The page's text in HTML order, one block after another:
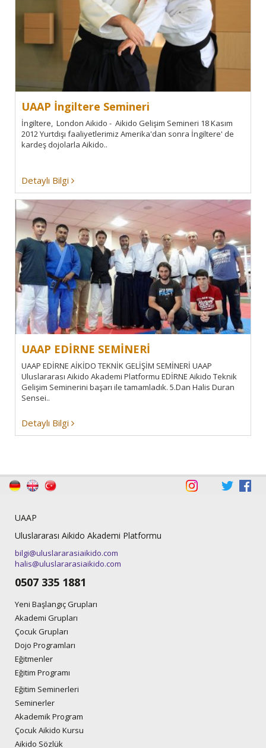
UAAP İngiltere Semineri
İngiltere, London Aikido - Aikido Gelişim Semineri 18 Kasım
2012 Yurtdışı faaliyetlerimiz Amerika'dan sonra İngiltere' de
kardeş dojolarla Aikido..
Detaylı Bilgi
UAAP EDİRNE SEMİNERİ
UAAP EDİRNE AİKİDO TEKNİK GELİŞİM SEMİNERİ UAAP
Uluslararası Aikido Akademi Platformu EDİRNE Aikido Teknik
Gelişim Seminerini başarı ile tamamladık. 5.Dan Halis Duran
Sensei..
Detaylı Bilgi
UAAP
Uluslararası Aikido Akademi Platformu
bilgi@uluslararasiaikido.com
halis@uluslararasiaikido.com
0507 335 1881
Yeni Başlangıç Grupları
Akademi Grupları
Çocuk Grupları
Dojo Programları
Eğitmenler
Eğitim Programı
Eğitim Seminerleri
Seminerler
Akademik Program
Çocuk Aikido Kursu
Aikido Sözlük